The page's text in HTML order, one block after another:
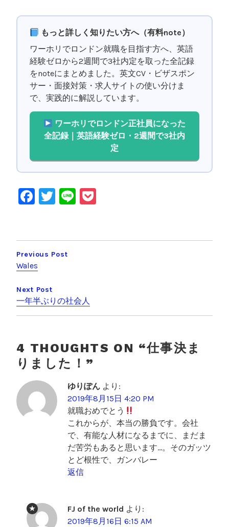
もっと詳しく知りたい方へ（有料note）
ワーホリでロンドン就職を目指す方へ、英語
経験ゼロから2週間で3社内定を取った全記録
をnoteにまとめました。英文CV・ビザスポン
サー・面接対策・求人サイトの使い分けま
で、実践的に解説しています。
ワーホリでロンドン正社員になった
全記録｜英語経験ゼロ・2週間で3社内
定
F
e
b
o
o
k
T
er
Li
k
投
稿
ナ
ビ
ゲ
ョ
ン
Previous Post
Wales
Next Post
一年半ぶりの社会人
4 THOUGHTS ON “仕事決ま
りました！ ”
ゆりぽん より:
2019年8月15日 4:20 PM
就職おめでとう
これからが、本当の勝負です。会社
で、有能な人材になるまでに、まだま
だ苦労もあると思います…。そのガッツ
とど根性で、ガンバレー
返信
FJ of the world より:
2019年8月16日 6:15 AM